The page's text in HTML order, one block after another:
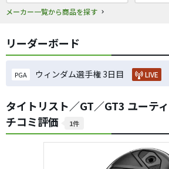
メーカー一覧から商品を探す
リーダーボード
PGA ウィンダム選手権 3日目 LIVE
タイトリスト／GT／GT3 ユーテ
チコミ評価
1件